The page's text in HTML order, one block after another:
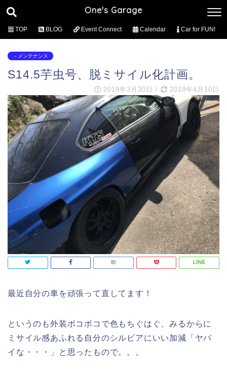
One's Garage
TOP BLOG Event Connect Calendar Car for FUN!
－メンテナンス
S14.5芋虫号、脱ミサイル化計画。
2019年3月30日 / 2019年4月10日
最近自分の車を頑張って直してます！
というのも外装ボコボコで色もちぐはぐ、みるからに
ミサイル感あふれる自分のシルビアにいい加減「ヤバ
イな・・・」と思ったもので。。。